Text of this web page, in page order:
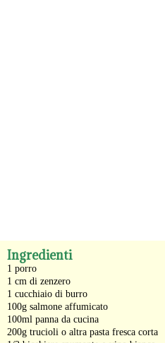
Ingredienti
1 porro
1 cm di zenzero
1 cucchiaio di burro
100g salmone affumicato
100ml panna da cucina
200g trucioli o altra pasta fresca corta